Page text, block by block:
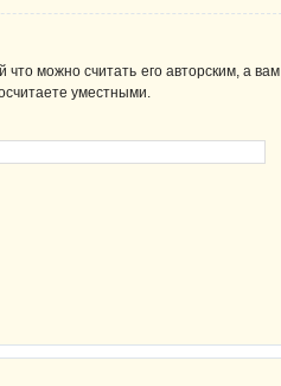
можно считать его авторским, а вам
уместными.